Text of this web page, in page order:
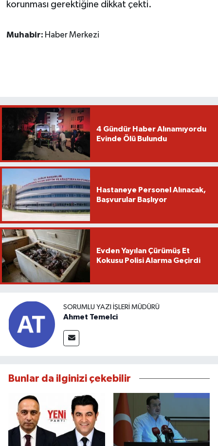
korunması gerektiğine dikkat çekti.
Muhabir: Haber Merkezi
4 Gündür Haber Alınamıyordu
Evinde Ölü Bulundu
Hastaneye Personel Alınacak,
Başvurular Başlıyor
Evden Yayılan Çürümüş Et
Kokusu Polisi Alarma Geçirdi
SORUMLU YAZI İŞLERI MÜDÜRÜ
Ahmet Temelci
Bunlar da ilginizi çekebilir